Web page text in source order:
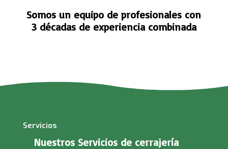
Somos un equipo de profesionales con
3 décadas de experiencia combinada
Servicios
Nuestros Servicios de cerrajería